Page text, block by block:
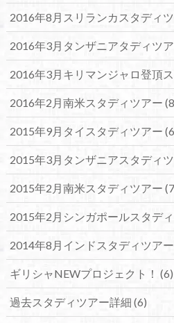
2016年8月スリランカスタディ
2016年3月タンザニアタディツ
2016年3月キリマンジャロ登頂
2016年2月南米スタディツアー
2015年9月タイスタディツアー
2015年3月タンザニアスタディ
2015年2月南米スタディツアー
2015年2月シンガポールスタデ
2014年8月インドスタディツアー
ギリシャNEWプロジェクト！ (6)
過去スタディツアー詳細 (6)